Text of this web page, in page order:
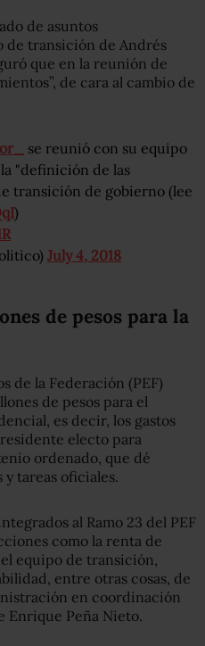
de asuntos
de transición de Andrés
que en la reunión de
de cara al cambio de
se reunió con su equipo
"definición de las
transición de gobierno (lee
)
July 4, 2018
de pesos para la
de la Federación (PEF)
de pesos para el
es decir, los gastos
electo para
ordenado, que dé
tareas oficiales.
al Ramo 23 del PEF
como la renta de
equipo de transición,
entre otras cosas, de
en coordinación
Enrique Peña Nieto.